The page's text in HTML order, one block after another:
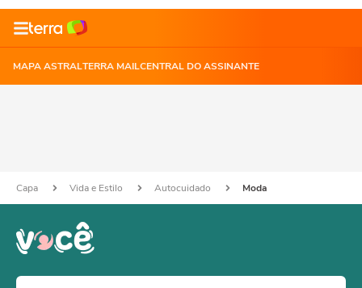
MAPA ASTRALTERRA MAILCENTRAL DO ASSINANTE
Capa Vida e Estilo Autocuidado Moda